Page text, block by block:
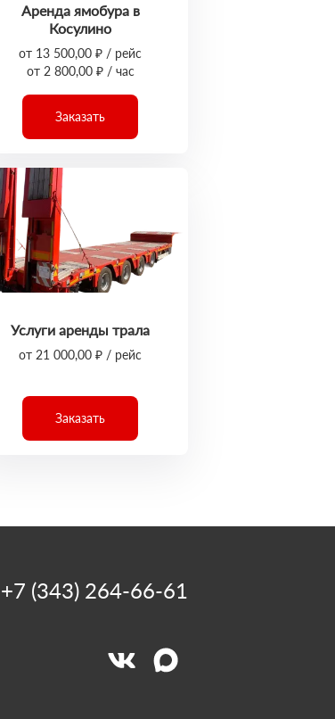
Аренда ямобура в
Косулино
от 13 500,00 ₽ / рейс
от 2 800,00 ₽ / час
Заказать
Услуги аренды трала
от 21 000,00 ₽ / рейс
Заказать
+7 (343) 264-66-61